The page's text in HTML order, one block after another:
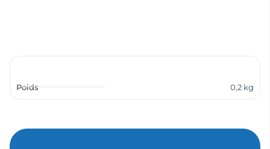
Poids 0,2 kg